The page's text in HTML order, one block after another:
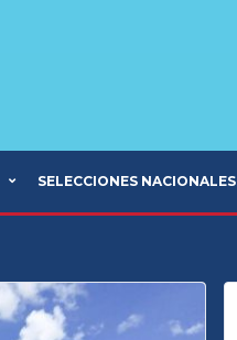
SELECCIONES NACIONALES